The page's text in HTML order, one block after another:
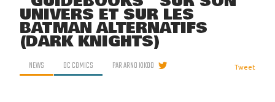
UNIVERS ET SUR LES
BATMAN ALTERNATIFS
(DARK KNIGHTS)
NEWS DC COMICS PARARNO KIKOO Tweet